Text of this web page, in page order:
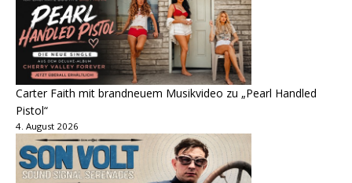
Carter Faith mit brandneuem Musikvideo zu „Pearl Handled
Pistol“
4. August 2026